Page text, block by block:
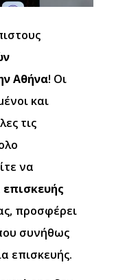
Αθήνα! Οι
και
τις
να
επισκευής
προσφέρει
συνήθως
επισκευής.